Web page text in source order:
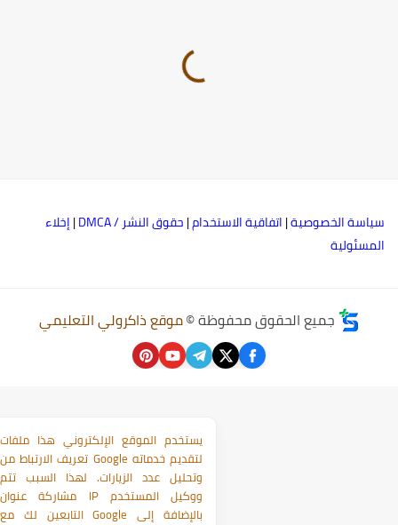
الخصوصية|اتفاقية الاستخدام|حقوق النشر / DMCA |إخلاء
جميع الحقوق محفوظة ©موقع ذاكرولي التعليمي
يستخدم الموقع الإلكتروني هذا ملفات
تعريف الارتباط من Google لتقديم خدماته
وتحليل عدد الزيارات. لهذا السبب تتم
مشاركة عنوان IP ووكيل المستخدم
التابعين لك مع Google بالإضافة إلى